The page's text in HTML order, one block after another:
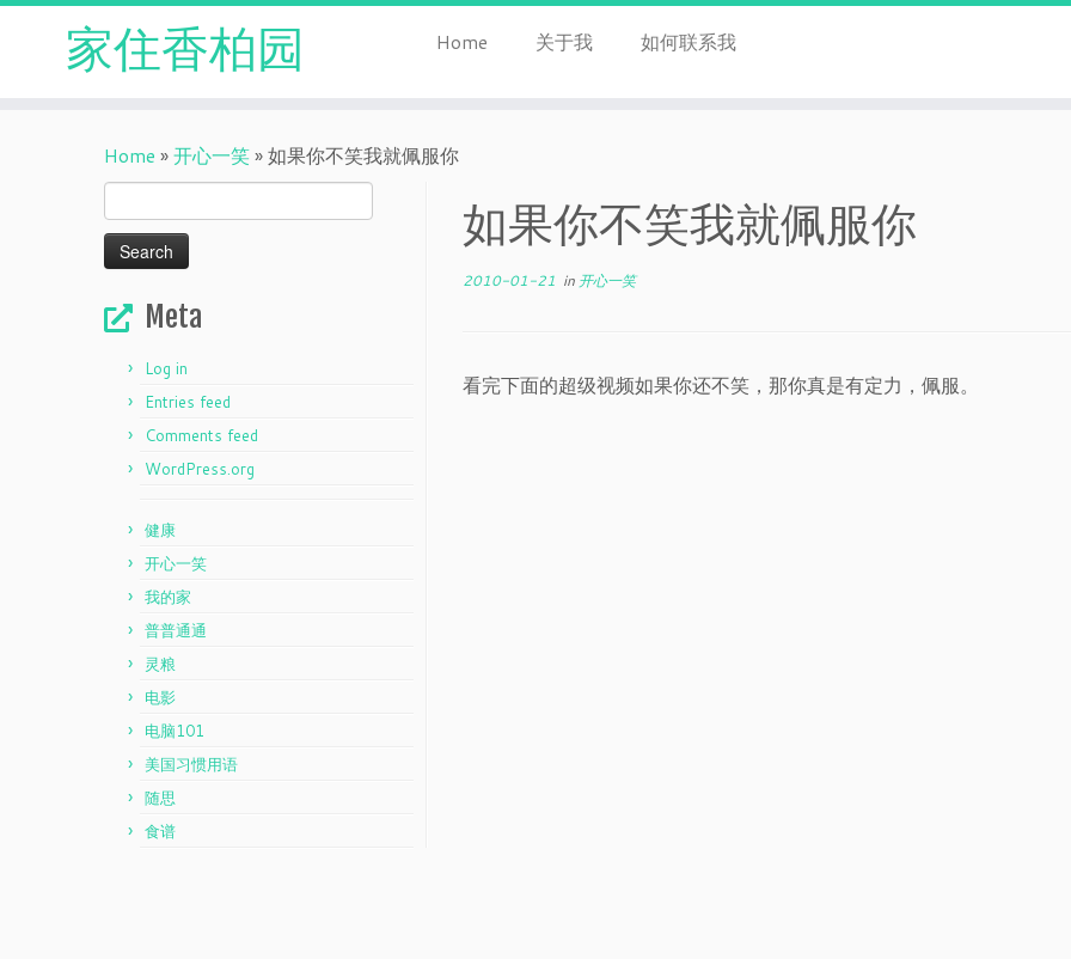
家住香柏园 Home 关于我 如何联系我
Home »开心一笑»如果你不笑我就佩服你
for:
Meta
Log in
Entries feed
Comments feed
WordPress.org
健康
开心一笑
我的家
普普通通
灵粮
电影
电脑101
美国习惯用语
随思
食谱
如果你不笑我就佩服你
2010-01-21 in 开心一笑
看完下面的超级视频如果你还不笑，那你真是有定力，佩服。